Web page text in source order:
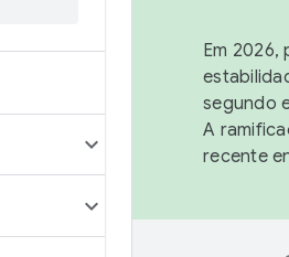
Em 2026,
segundo
A
recente